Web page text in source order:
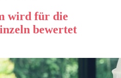
wird für die
bewertet